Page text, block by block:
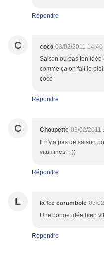
Répondre
C coco 03/02/2011 14:40
Saison ou pas ton idée
comme ça on fait le
coco
Répondre
C Choupette 03/02/2011
Il n'y a pas de saison
vitamines. :-))
Répondre
L la fee carambole 03/
Une bonne idée bien
Répondre